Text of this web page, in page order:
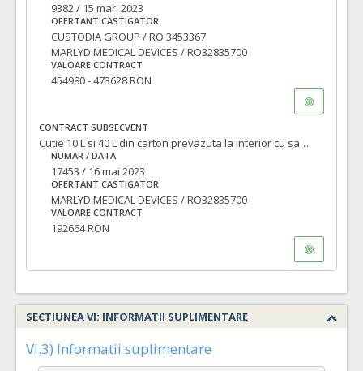
9382 / 15 mar. 2023
OFERTANT CASTIGATOR
CUSTODIA GROUP / RO 3453367
MARLYD MEDICAL DEVICES / RO32835700
VALOARE CONTRACT
454980 - 473628 RON
CONTRACT SUBSECVENT
Cutie 10 L si 40 L din carton prevazuta la interior cu sac din plastic si Cutii înțepătoare 3.2 L
NUMAR / DATA
17453 / 16 mai 2023
OFERTANT CASTIGATOR
MARLYD MEDICAL DEVICES / RO32835700
VALOARE CONTRACT
192664 RON
SECTIUNEA VI: INFORMATII SUPLIMENTARE
VI.3) Informatii suplimentare